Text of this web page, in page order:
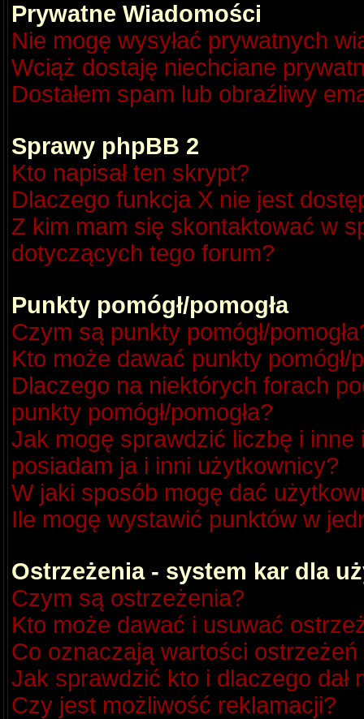
Prywatne Wiadomości
Nie mogę wysyłać prywatnych
Wciąż dostaję niechciane
Dostałem spam lub obraźliwy
Sprawy phpBB 2
Kto napisał ten skrypt?
Dlaczego funkcja X nie jest
Z kim mam się skontaktować w
dotyczących tego forum?
Punkty pomógł/pomogła
Czym są punkty pomógł/
Kto może dawać punkty pomógł/
Dlaczego na niektórych forach
punkty pomógł/pomogła?
Jak mogę sprawdzić liczbę i
posiadam ja i inni użytkownicy?
W jaki sposób mogę dać
Ile mogę wystawić punktów w
Ostrzeżenia - system kar dla
Czym są ostrzeżenia?
Kto może dawać i usuwać
Co oznaczają wartości
Jak sprawdzić kto i dlaczego dał
Czy jest możliwość reklamacji?